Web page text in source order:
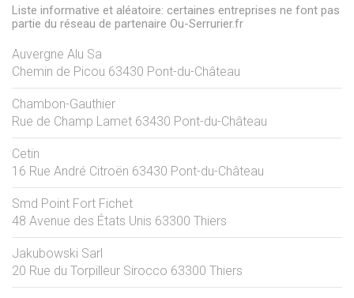
Liste informative et aléatoire: certaines entreprises ne font pas
partie du réseau de partenaire Ou-Serrurier.fr
Auvergne Alu Sa
Chemin de Picou 63430 Pont-du-Château
Chambon-Gauthier
Rue de Champ Lamet 63430 Pont-du-Château
Cetin
16 Rue André Citroën 63430 Pont-du-Château
Smd Point Fort Fichet
48 Avenue des États Unis 63300 Thiers
Jakubowski Sarl
20 Rue du Torpilleur Sirocco 63300 Thiers